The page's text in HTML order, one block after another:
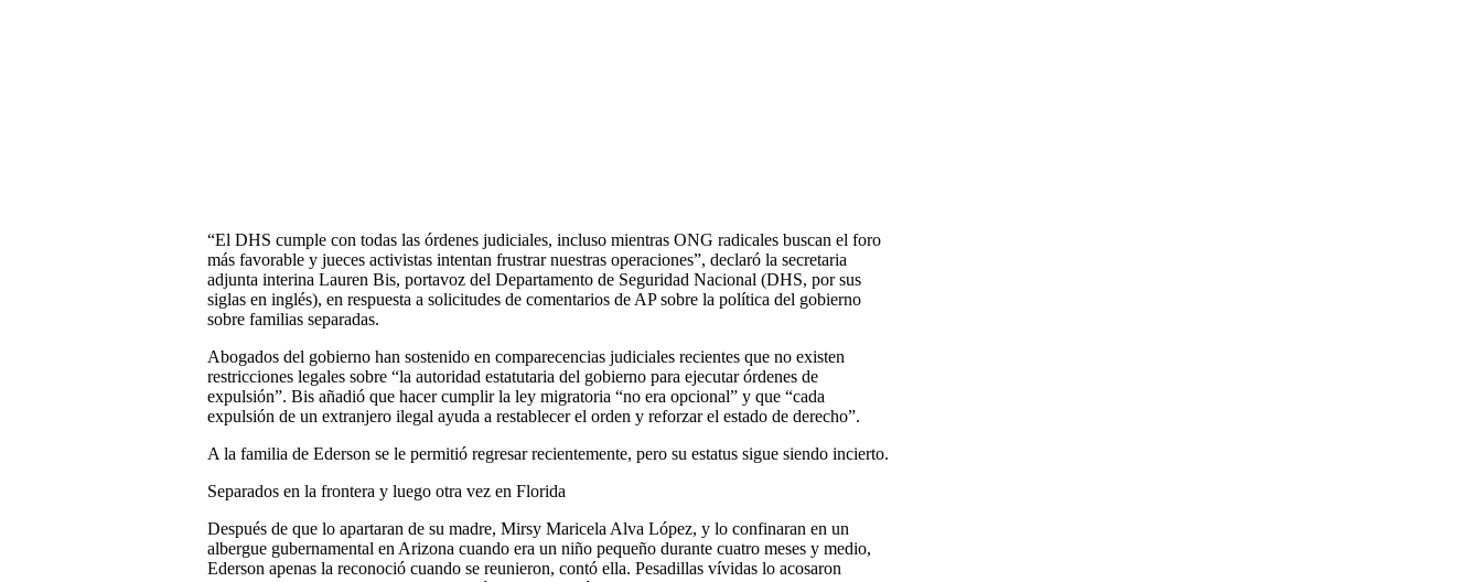
“El DHS cumple con todas las órdenes judiciales, incluso mientras ONG radicales buscan el foro
más favorable y jueces activistas intentan frustrar nuestras operaciones”, declaró la secretaria
adjunta interina Lauren Bis, portavoz del Departamento de Seguridad Nacional (DHS, por sus
siglas en inglés), en respuesta a solicitudes de comentarios de AP sobre la política del gobierno
sobre familias separadas.
Abogados del gobierno han sostenido en comparecencias judiciales recientes que no existen
restricciones legales sobre “la autoridad estatutaria del gobierno para ejecutar órdenes de
expulsión”. Bis añadió que hacer cumplir la ley migratoria “no era opcional” y que “cada
expulsión de un extranjero ilegal ayuda a restablecer el orden y reforzar el estado de derecho”.
A la familia de Ederson se le permitió regresar recientemente, pero su estatus sigue siendo incierto.
Separados en la frontera y luego otra vez en Florida
Después de que lo apartaran de su madre, Mirsy Maricela Alva López, y lo confinaran en un
albergue gubernamental en Arizona cuando era un niño pequeño durante cuatro meses y medio,
Ederson apenas la reconoció cuando se reunieron, contó ella. Pesadillas vívidas lo acosaron